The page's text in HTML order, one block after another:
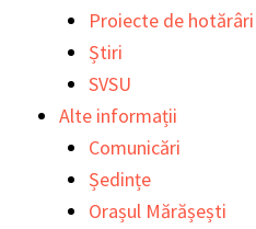
Proiecte de hotărâri
Știri
SVSU
Alte informații
Comunicări
Ședințe
Orașul Mărășești